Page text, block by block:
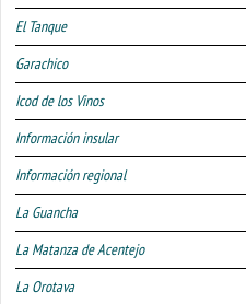
El Tanque
Garachico
Icod de los Vinos
Información insular
Información regional
La Guancha
La Matanza de Acentejo
La Orotava